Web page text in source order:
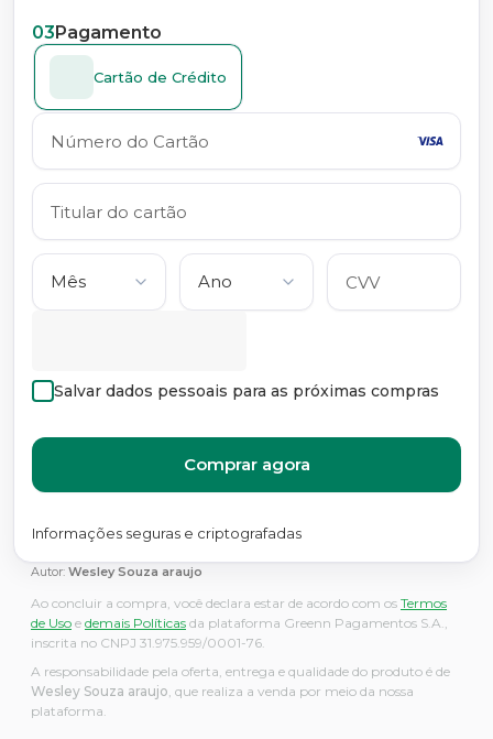
03Pagamento
Cartão de Crédito
Salvar dados pessoais para as próximas compras
Comprar agora
Informações seguras e criptografadas
Autor: Wesley Souza araujo
Ao concluir a compra, você declara estar de acordo com os Termos
de Uso e demais Políticas da plataforma Greenn Pagamentos S.A.,
inscrita no CNPJ 31.975.959/0001-76.
A responsabilidade pela oferta, entrega e qualidade do produto é de
Wesley Souza araujo, que realiza a venda por meio da nossa
plataforma.